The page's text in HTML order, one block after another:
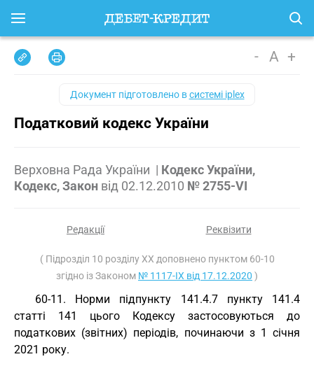
- A +
Документ підготовлено всистемі iplex
Податковий кодекс України
Верховна Рада України | Кодекс України,
Кодекс, Закон від 02.12.2010 № 2755-VI
Редакції Реквізити
( Підрозділ 10 розділу ХХ доповнено пунктом 60-10
згідно із Законом № 1117-IX від 17.12.2020 )
60-11. Норми підпункту 141.4.7 пункту 141.4
статті 141 цього Кодексу застосовуються до
податкових (звітних) періодів, починаючи з 1 січня
2021 року.